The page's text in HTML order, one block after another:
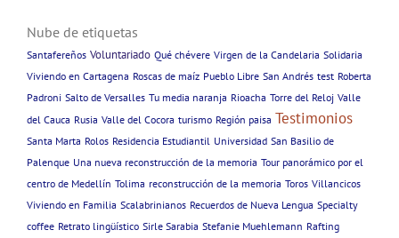
Nube de etiquetas
Santafereños Voluntariado Qué chévere Virgen de la Candelaria Solidaria
Viviendo en Cartagena Roscas de maíz Pueblo Libre San Andrés test Roberta
Padroni Salto de Versalles Tu media naranja Rioacha Torre del Reloj Valle
del Cauca Rusia Valle del Cocora turismo Región paisa Testimonios
Santa Marta Rolos Residencia Estudiantil Universidad San Basilio de
Palenque Una nueva reconstrucción de la memoria Tour panorámico por el
centro de Medellín Tolima reconstrucción de la memoria Toros Villancicos
Viviendo en Familia Scalabrinianos Recuerdos de Nueva Lengua Specialty
coffee Retrato lingüístico Sirle Sarabia Stefanie Muehlemann Rafting